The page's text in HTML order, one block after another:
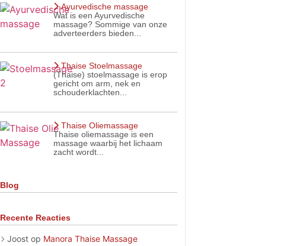
Ayurvedische massage
Wat is een Ayurvedische
massage? Sommige van onze
adverteerders bieden...
Thaise Stoelmassage
(Thaise) stoelmassage is erop
gericht om arm, nek en
schouderklachten...
Thaise Oliemassage
Thaise oliemassage is een
massage waarbij het lichaam
zacht wordt...
Blog
Recente Reacties
Joostop Manora Thaise Massage